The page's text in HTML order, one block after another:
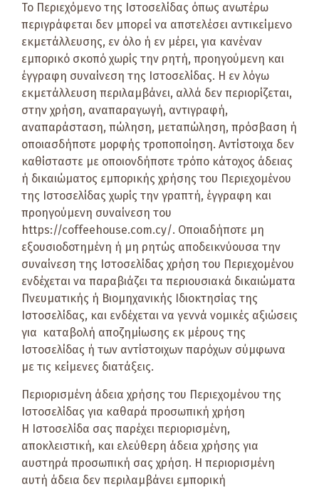
Το Περιεχόμενο της Ιστοσελίδας όπως ανωτέρω
περιγράφεται δεν μπορεί να αποτελέσει αντικείμενο
εκμετάλλευσης, εν όλο ή εν μέρει, για κανέναν
εμπορικό σκοπό χωρίς την ρητή, προηγούμενη και
έγγραφη συναίνεση της Ιστοσελίδας. Η εν λόγω
εκμετάλλευση περιλαμβάνει, αλλά δεν περιορίζεται,
στην χρήση, αναπαραγωγή, αντιγραφή,
αναπαράσταση, πώληση, μεταπώληση, πρόσβαση ή
οποιασδήποτε μορφής τροποποίηση. Αντίστοιχα δεν
καθίσταστε με οποιονδήποτε τρόπο κάτοχος άδειας
ή δικαιώματος εμπορικής χρήσης του Περιεχομένου
της Ιστοσελίδας χωρίς την γραπτή, έγγραφη και
προηγούμενη συναίνεση του
https://coffeehouse.com.cy/. Οποιαδήποτε μη
εξουσιοδοτημένη ή μη ρητώς αποδεικνύουσα την
συναίνεση της Ιστοσελίδας χρήση του Περιεχομένου
ενδέχεται να παραβιάζει τα περιουσιακά δικαιώματα
Πνευματικής ή Βιομηχανικής Ιδιοκτησίας της
Ιστοσελίδας, και ενδέχεται να γεννά νομικές αξιώσεις
για καταβολή αποζημίωσης εκ μέρους της
Ιστοσελίδας ή των αντίστοιχων παρόχων σύμφωνα
με τις κείμενες διατάξεις.
Περιορισμένη άδεια χρήσης του Περιεχομένου της
Ιστοσελίδας για καθαρά προσωπική χρήση
Η Ιστοσελίδα σας παρέχει περιορισμένη,
αποκλειστική, και ελεύθερη άδεια χρήσης για
αυστηρά προσωπική σας χρήση. Η περιορισμένη
αυτή άδεια δεν περιλαμβάνει εμπορική